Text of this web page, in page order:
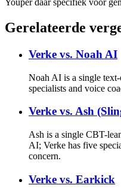
Youper daar specifiek voor
Gerelateerde
Verke vs. Noah AI
Noah AI is a single
specialists and voice
Verke vs. Ash
Ash is a single CBT-
AI; Verke has five
concern.
Verke vs. Earkick